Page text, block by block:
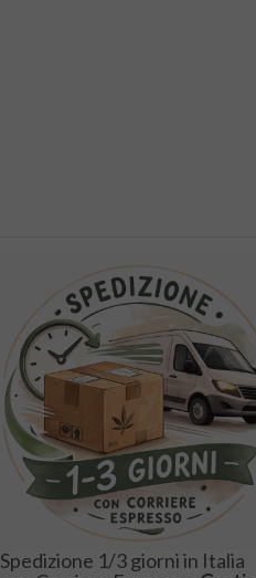
Spedizione 1/3 giorni in Italia